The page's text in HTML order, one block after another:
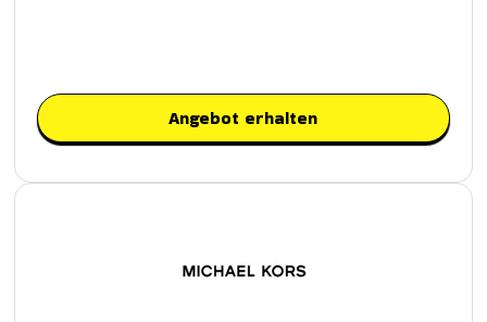
Angebot erhalten